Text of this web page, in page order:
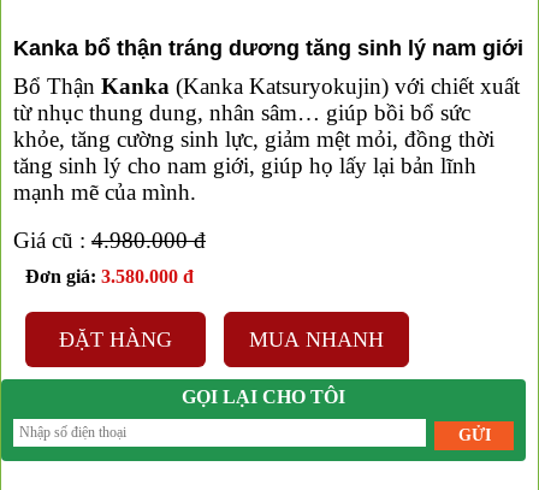
Kanka bổ thận tráng dương tăng sinh lý nam giới
Bổ Thận Kanka (Kanka Katsuryokujin) với chiết xuất
từ nhục thung dung, nhân sâm… giúp bồi bổ sức
khỏe, tăng cường sinh lực, giảm mệt mỏi, đồng thời
tăng sinh lý cho nam giới, giúp họ lấy lại bản lĩnh
mạnh mẽ của mình.
Giá cũ : 4.980.000 đ
Đơn giá: 3.580.000 đ
ĐẶT HÀNG MUA NHANH
GỌI LẠI CHO TÔI